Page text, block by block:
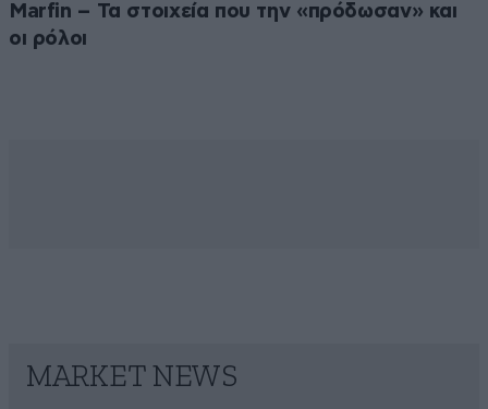
Marfin – Τα στοιχεία που την «πρόδωσαν» και
οι ρόλοι
MARKET NEWS